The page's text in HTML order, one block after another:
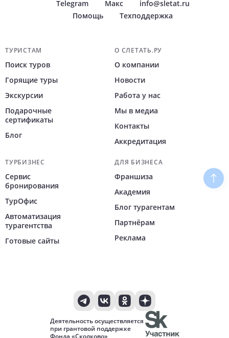
Telegram Макс
info@sletat.ru
Помощь
Техподдержка
Навигация по сайту
ТУРИСТАМ
Поиск туров
Горящие туры
Экскурсии
Подарочные
сертификаты
Блог
О СЛЕТАТЬ.РУ
О компании
Новости
Работа у нас
Мы в медиа
Контакты
Аккредитация
ТУРБИЗНЕС
Сервис
бронирования
ТурОфис
Автоматизация
турагентства
Готовые сайты
ДЛЯ БИЗНЕСА
Франшиза
Академия
Блог турагентам
Партнёрам
Реклама
Деятельность осуществляется
при грантовой поддержке
Фонда «Сколково»